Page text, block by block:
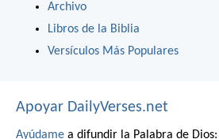
Archivo
Libros de la Biblia
Versículos Más Populares
Apoyar DailyVerses.net
Ayúdame a difundir la Palabra de Dios: